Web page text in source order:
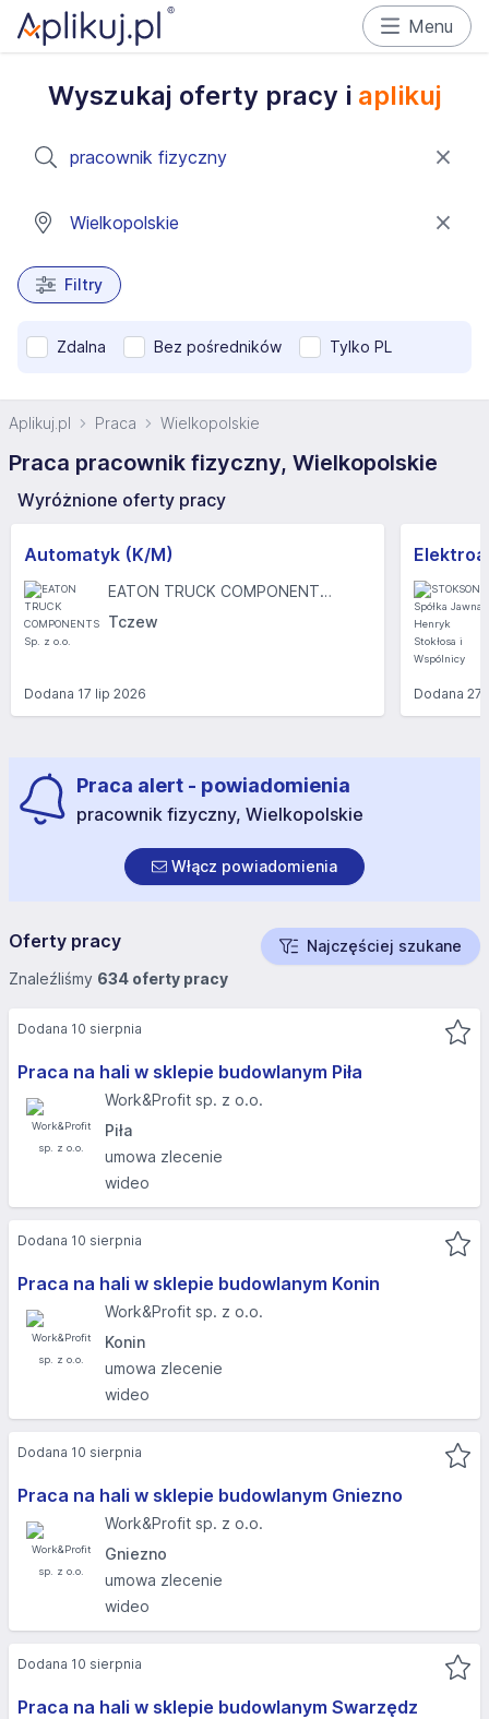
Menu
Wyszukaj oferty pracy i aplikuj
Filtry
Zdalna Bez pośredników Tylko PL
Aplikuj.pl Praca Wielkopolskie
Praca pracownik fizyczny, Wielkopolskie
Wyróżnione oferty pracy
Automatyk (K/M)
EATON TRUCK COMPONENTS Sp. z o.o.
Tczew
Dodana 17 lip 2026 Dodana27
Praca alert - powiadomienia
pracownik fizyczny, Wielkopolskie
Włącz powiadomienia
Oferty pracy
Najczęściej szukane
Znaleźliśmy 634 oferty pracy
Praca na hali w sklepie budowlanym Piła
Work&Profit sp. z o.o.
Piła
umowa zlecenie
wideo
Dodana 10 sierpnia
Praca na hali w sklepie budowlanym Konin
Work&Profit sp. z o.o.
Konin
umowa zlecenie
wideo
Dodana 10 sierpnia
Praca na hali w sklepie budowlanym Gniezno
Work&Profit sp. z o.o.
Gniezno
umowa zlecenie
wideo
Dodana 10 sierpnia
Praca na hali w sklepie budowlanym Swarzędz
Dodana 10 sierpnia